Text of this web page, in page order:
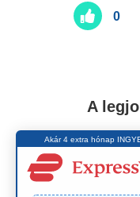
0
A
Akár 4 extra hónap